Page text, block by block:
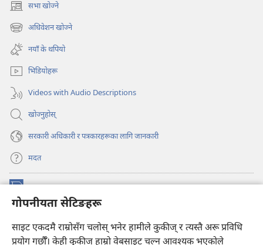
गोपनीयता सेटिङहरू
साइट एकदमै राम्रोसँग चलोस् भनेर हामीले कुकीज् र त्यस्तै अरू प्रविधि
प्रयोग गर्छौँ। केही कुकीज्‌ हाम्रो वेबसाइट चल्न आवश्यक भएकोले
सभा खोज्ने
(ब्राउजरको
अर्को
ट्याबमा
नयाँ
पृष्ठ
खुल्नेछ)
अधिवेशन खोज्ने
(ब्राउजरको
अर्को
ट्याबमा
नयाँ
पृष्ठ
खुल्नेछ)
नयाँ के थपियो
भिडियोहरू
Videos with Audio Descriptions
खोज्नुहोस्‌
सरकारी अधिकारी र पत्रकारहरूका लागि जानकारी
मदत
अर्को
नयाँ
पृष्ठ
प्रहरीधरहरा अनलाइन लाइब्रेरी
(ब्राउजरको
अर्को